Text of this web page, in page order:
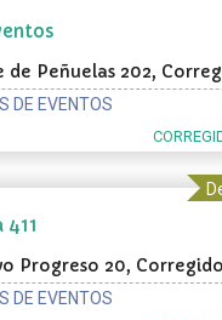
de Peñuelas 202,
DE EVENTOS
Progreso 20,
DE EVENTOS